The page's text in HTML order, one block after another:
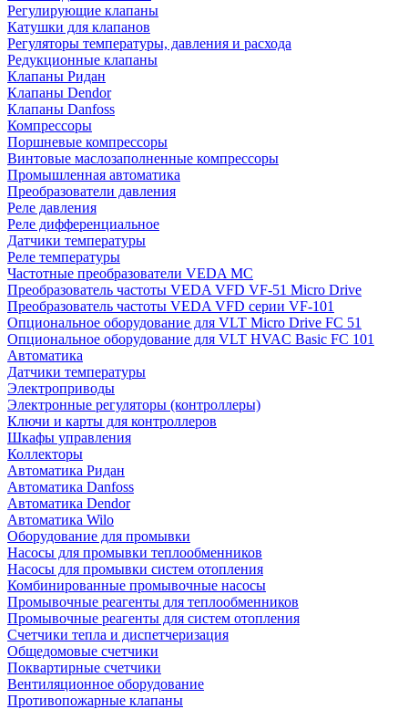
Регулирующие клапаны
Катушки для клапанов
Регуляторы температуры, давления и расхода
Редукционные клапаны
Клапаны Ридан
Клапаны Dendor
Клапаны Danfoss
Компрессоры
Поршневые компрессоры
Винтовые маслозаполненные компрессоры
Промышленная автоматика
Преобразователи давления
Реле давления
Реле дифференциальное
Датчики температуры
Реле температуры
Частотные преобразователи VEDA MC
Преобразователь частоты VEDA VFD VF-51 Micro Drive
Преобразователь частоты VEDA VFD серии VF-101
Опциональное оборудование для VLT Micro Drive FC 51
Опциональное оборудование для VLT HVAC Basic FC 101
Автоматика
Датчики температуры
Электроприводы
Электронные регуляторы (контроллеры)
Ключи и карты для контроллеров
Шкафы управления
Коллекторы
Автоматика Ридан
Автоматика Danfoss
Автоматика Dendor
Автоматика Wilo
Оборудование для промывки
Насосы для промывки теплообменников
Насосы для промывки систем отопления
Комбинированные промывочные насосы
Промывочные реагенты для теплообменников
Промывочные реагенты для систем отопления
Счетчики тепла и диспетчеризация
Общедомовые счетчики
Поквартирные счетчики
Вентиляционное оборудование
Противопожарные клапаны